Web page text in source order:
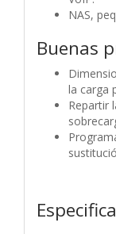
NAS,
Buenas
la carga
Repartir